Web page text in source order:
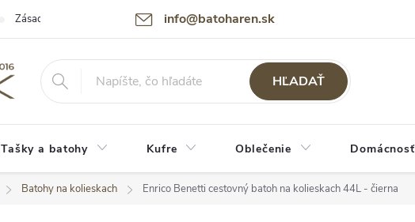
info@batoharen.sk
Zásady spracovania osobných údajov (GDPR) Podmienky použitia webu
HĽADAŤ
Tašky a batohy Kufre Oblečenie Domácnosť
Batohy na kolieskach Enrico Benetti cestovný batoh na kolieskach 44L - čierna